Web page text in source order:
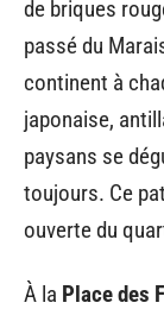
de briques
passé du
continent à
japonaise,
paysans se
toujours. Ce
ouverte du
À la Place des